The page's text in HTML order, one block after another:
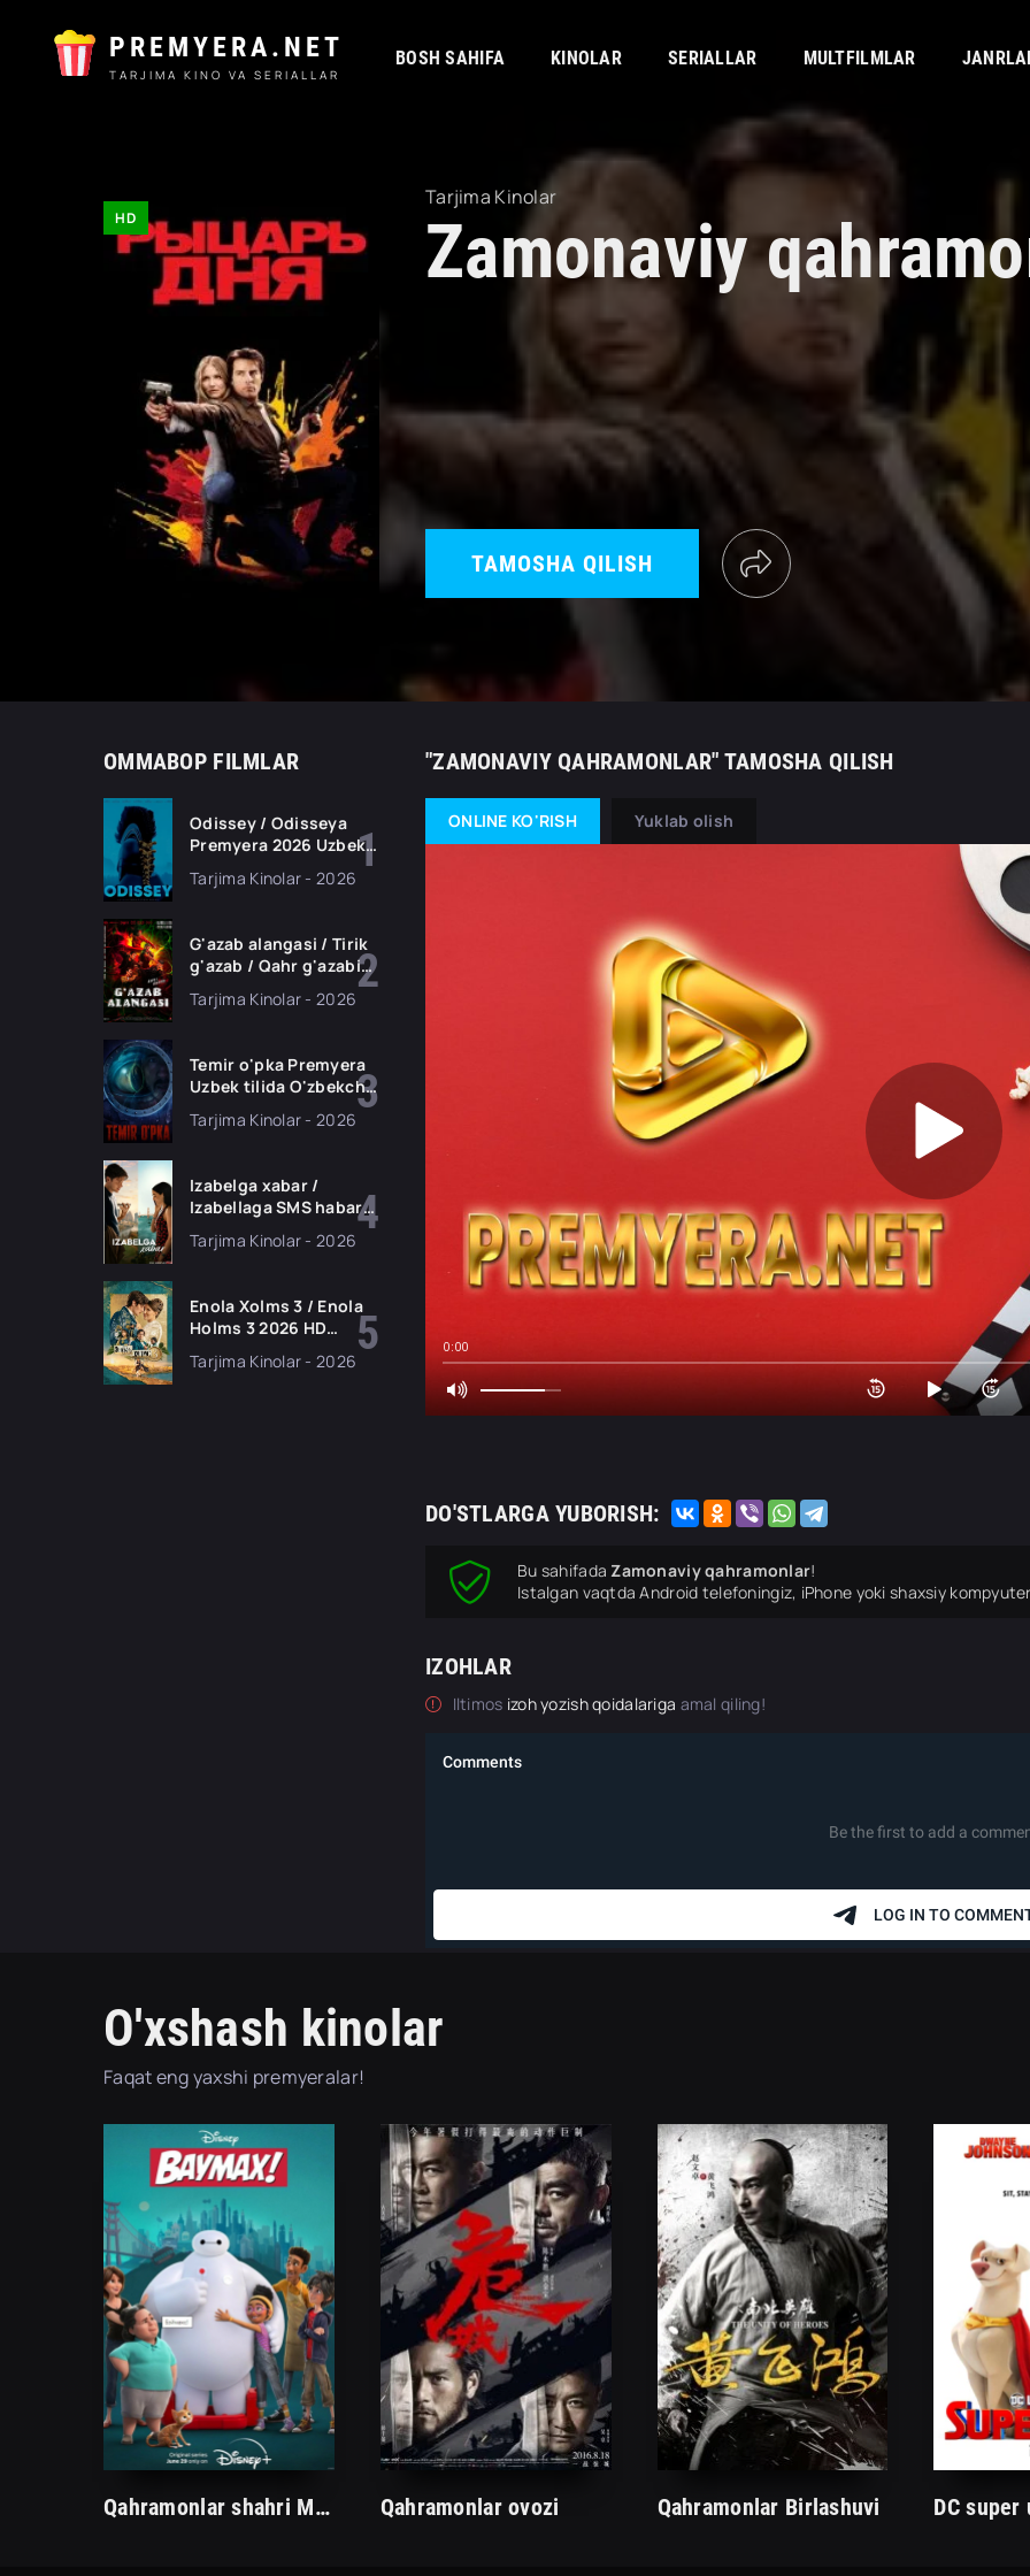
PREMYERA.NET
TARJIMA KINO VA SERIALLAR
BOSH SAHIFA KINOLAR SERIALLAR MULTFILMLAR
HD
Tarjima Kinolar
Zamonaviy
TAMOSHA QILISH
OMMABOP FILMLAR
Odissey / Odisseya
Premyera 2026 Uzbek
tarjima kino Full HD
Tarjima Kinolar - 2026
G'azab alangasi / Tirik
g'azab / Qahr g'azabi
filmi Uzbek tilida 2026
Tarjima Kinolar - 2026
Temir o'pka Premyera
Uzbek tilida O'zbekcha
2026 tarjima kino Full
HD tas-ix skachat
Tarjima Kinolar - 2026
Izabelga xabar /
Izabellaga SMS habar
Premyera 2026 Uzbek
tilida O'zbekcha
Tarjima Kinolar - 2026
Enola Xolms 3 / Enola
Holms 3 2026 HD
kino tas-ix skachat
Tarjima Kinolar - 2026
"ZAMONAVIY QAHRAMONLAR" TAMOSHA QILISH
ONLINE KO'RISH Yuklab olish
0:00
DO'STLARGA YUBORISH:
Bu sahifadaZamonaviy qahramonlar!
Istalgan vaqtda Android telefoningiz, iPhone yoki shaxsiy
IZOHLAR
Iltimos izoh yozish qoidalariga amal qiling!
O'xshash kinolar
Faqat eng yaxshi premyeralar!
Qahramonlar shahri Multfilm (2014) O'zbek tilida HD tarjima Multfilmlar Qahramonlar ovozi Qahramonlar Birlashuvi